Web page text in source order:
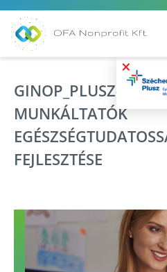
×
MUNKÁLTATÓK
FEJLESZTÉSE